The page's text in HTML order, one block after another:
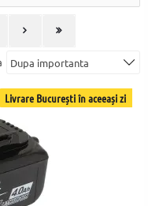
Livrare București în aceeași zi